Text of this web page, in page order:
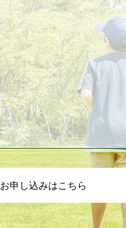
お申し込みはこちら